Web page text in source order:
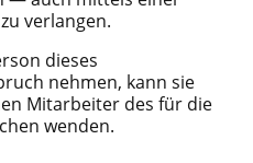
verlangen.
dieses
nehmen, kann sie
Mitarbeiter des für die
wenden.